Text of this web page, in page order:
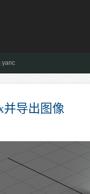
yanc
并导出图像